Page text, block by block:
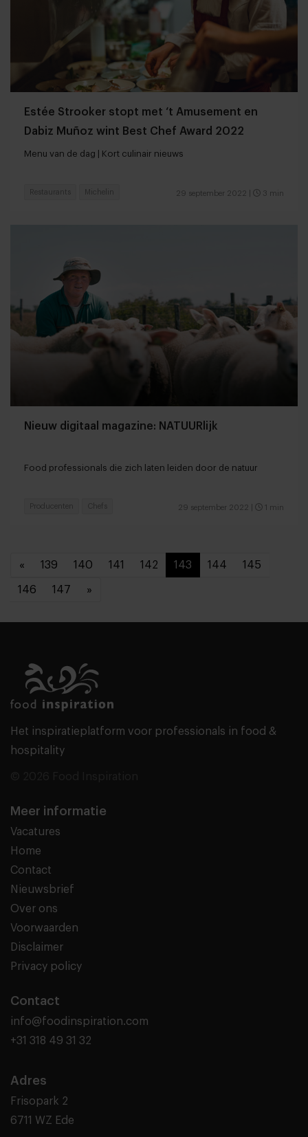
Estée Strooker stopt met ‘t Amusement en
Dabiz Muñoz wint Best Chef Award 2022
Menu van de dag | Kort culinair nieuws
29 september 2022 3 min
Restaurants Michelin
Nieuw digitaal magazine: NATUURlijk
Food professionals die zich laten leiden door de natuur
29 september 2022 1 min
Producenten Chefs
« 139 140 141 142 143 144 145
146 147 »
Het inspiratieplatform voor professionals in food &
hospitality
Meer informatie
Vacatures
Home
Contact
Nieuwsbrief
Over ons
Voorwaarden
Disclaimer
Privacy policy
Contact
info@foodinspiration.com
+31 318 49 31 32
Adres
Frisopark 2
6711 WZ Ede